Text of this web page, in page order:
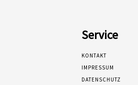
Service
KONTAKT
IMPRESSUM
DATENSCHUTZ